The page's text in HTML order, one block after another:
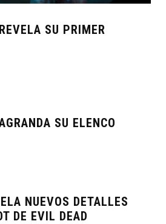
SU PRIMER
SU ELENCO
NUEVOS DETALLES
DE EVIL DEAD